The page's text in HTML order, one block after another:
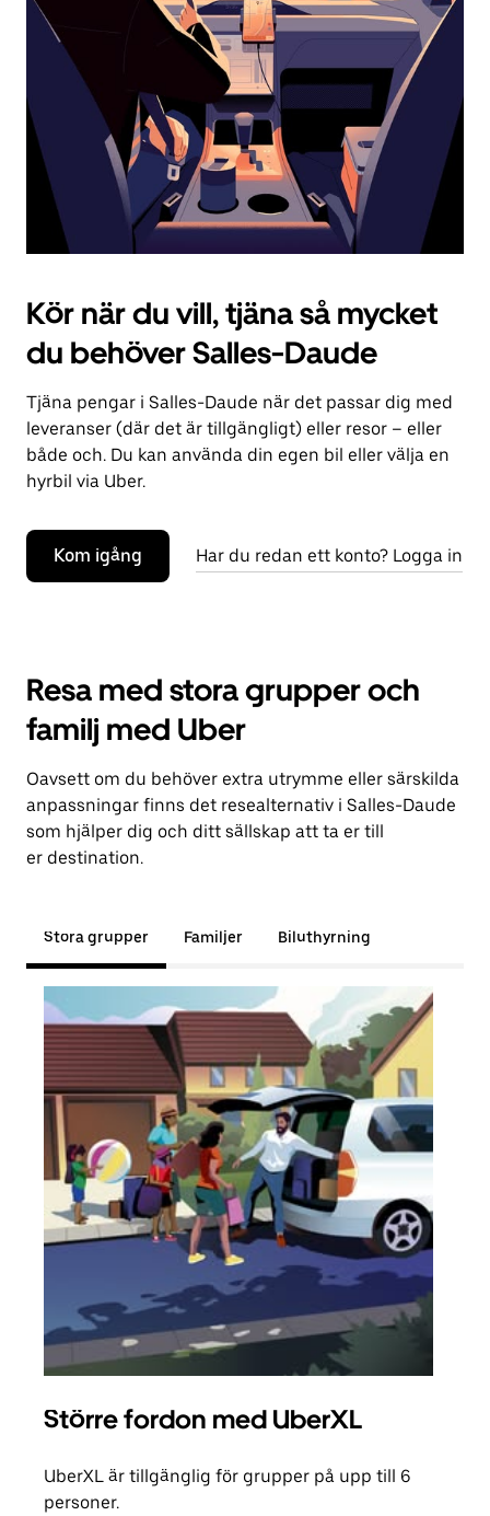
för
stänga
kalendern.
Kör när du vill, tjäna så mycket
du behöver Salles-Daude
Tjäna pengar i Salles-Daude när det passar dig med
leveranser (där det är tillgängligt) eller resor – eller
både och. Du kan använda din egen bil eller välja en
hyrbil via Uber.
Kom igång Har du redan ett konto? Logga in
Resa med stora grupper och
familj med Uber
Oavsett om du behöver extra utrymme eller särskilda
anpassningar finns det resealternativ i Salles-Daude
som hjälper dig och ditt sällskap att ta er till
er destination.
Stora grupper Familjer Biluthyrning
Större fordon med UberXL
UberXL är tillgänglig för grupper på upp till 6
personer.